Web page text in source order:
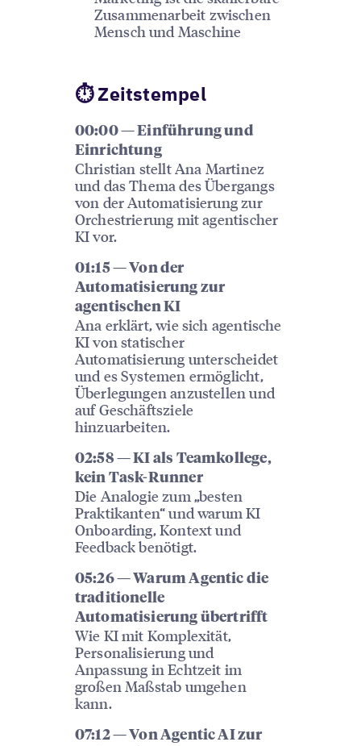
Zusammenarbeit zwischen
Mensch und Maschine
⏱ Zeitstempel
00:00 — Einführung und
Einrichtung
Christian stellt Ana Martinez
und das Thema des Übergangs
von der Automatisierung zur
Orchestrierung mit agentischer
KI vor.
01:15 — Von der
Automatisierung zur
agentischen KI
Ana erklärt, wie sich agentische
KI von statischer
Automatisierung unterscheidet
und es Systemen ermöglicht,
Überlegungen anzustellen und
auf Geschäftsziele
hinzuarbeiten.
02:58 — KI als Teamkollege,
kein Task-Runner
Die Analogie zum „besten
Praktikanten“ und warum KI
Onboarding, Kontext und
Feedback benötigt.
05:26 — Warum Agentic die
traditionelle
Automatisierung übertrifft
Wie KI mit Komplexität,
Personalisierung und
Anpassung in Echtzeit im
großen Maßstab umgehen
kann.
07:12 — Von Agentic AI zur